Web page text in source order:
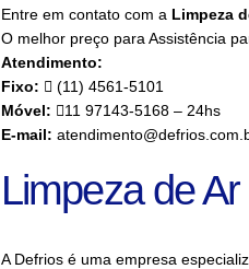
Entre em contato com a Limpeza
O melhor preço para Assistência
Atendimento:
Fixo:
(11) 4561-5101
Móvel:
11 97143-5168 – 24hs
E-mail:
Limpeza de
A Defrios é uma empresa